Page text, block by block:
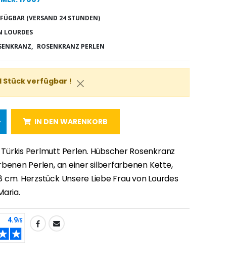
(VERSAND 24 STUNDEN)
LOURDES
ROSENKRANZ PERLEN
Stück verfügbar !
IN DEN WARENKORB
Perlmutt Perlen. Hübscher Rosenkranz
Perlen, an einer silberfarbenen Kette,
cm. Herzstück Unsere Liebe Frau von Lourdes